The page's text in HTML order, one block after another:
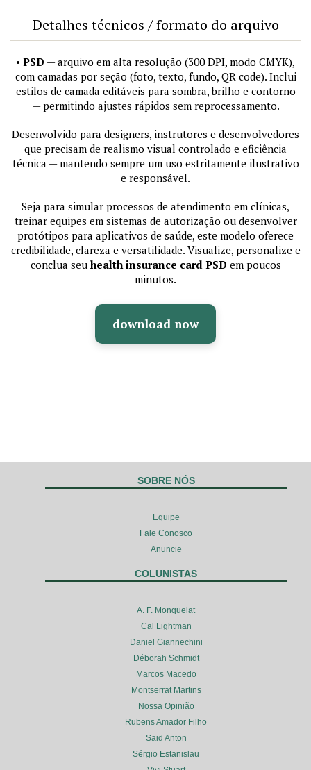
Detalhes técnicos / formato do arquivo
• PSD — arquivo em alta resolução (300 DPI, modo CMYK),
com camadas por seção (foto, texto, fundo, QR code). Inclui
estilos de camada editáveis para sombra, brilho e contorno
— permitindo ajustes rápidos sem reprocessamento.
Desenvolvido para designers, instrutores e desenvolvedores
que precisam de realismo visual controlado e eficiência
técnica — mantendo sempre um uso estritamente ilustrativo
e responsável.
Seja para simular processos de atendimento em clínicas,
treinar equipes em sistemas de autorização ou desenvolver
protótipos para aplicativos de saúde, este modelo oferece
credibilidade, clareza e versatilidade. Visualize, personalize e
conclua seu health insurance card PSD em poucos
minutos.
download now
SOBRE NÓS
Equipe
Fale Conosco
Anuncie
COLUNISTAS
A. F. Monquelat
Cal Lightman
Daniel Giannechini
Déborah Schmidt
Marcos Macedo
Montserrat Martins
Nossa Opinião
Rubens Amador Filho
Said Anton
Sérgio Estanislau